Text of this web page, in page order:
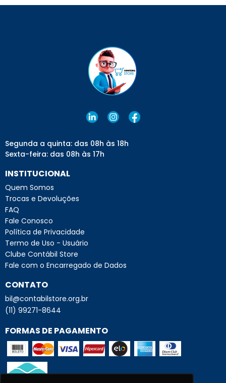
Segunda a quinta: das 08h às 18h
Sexta-feira: das 08h às 17h
INSTITUCIONAL
Quem Somos
Trocas e Devoluções
FAQ
Fale Conosco
Política de Privacidade
Termo de Uso - Usuário
Clube Contábil Store
Fale com o Encarregado de Dados
CONTATO
bil@contabilstore.org.br
(11) 99271-8644
FORMAS DE PAGAMENTO